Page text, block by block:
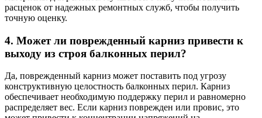
расценок от надежных ремонтных служб, чтобы получить
точную оценку.
4. Может ли поврежденный карниз привести к
выходу из строя балконных перил?
Да, поврежденный карниз может поставить под угрозу
конструктивную целостность балконных перил. Карниз
обеспечивает необходимую поддержку перил и равномерно
распределяет вес. Если карниз поврежден или провис, это